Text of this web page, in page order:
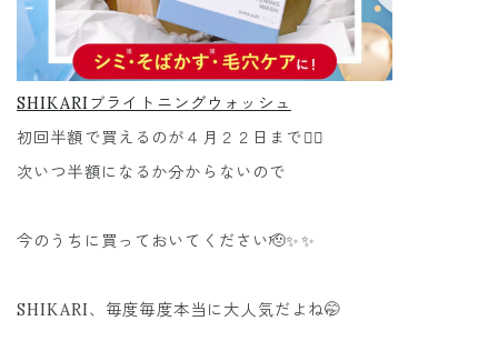
SHIKARIブライトニングウォッシュ
初回半額で買えるのが４月２２日まで❤️‍🔥
次いつ半額になるか分からないので
今のうちに買っておいてください🫡✨✨
SHIKARI、毎度毎度本当に大人気だよね🤭